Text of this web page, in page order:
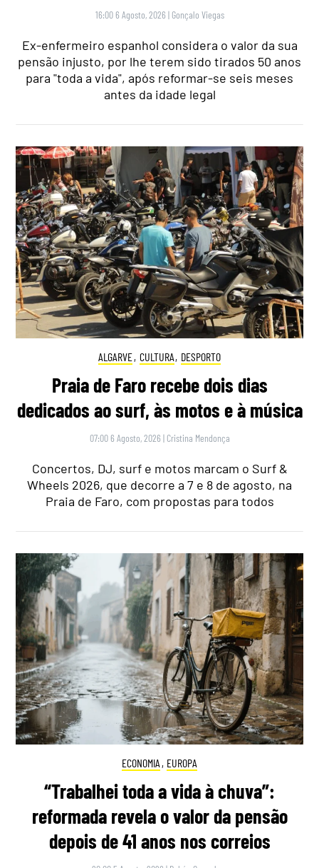
16:00 6 Agosto, 2026 | Gonçalo Viegas
Ex-enfermeiro espanhol considera o valor da sua
pensão injusto, por lhe terem sido tirados 50 anos
para "toda a vida", após reformar-se seis meses
antes da idade legal
ALGARVE, CULTURA, DESPORTO
Praia de Faro recebe dois dias
dedicados ao surf, às motos e à música
07:00 6 Agosto, 2026 | Cristina Mendonça
Concertos, DJ, surf e motos marcam o Surf &
Wheels 2026, que decorre a 7 e 8 de agosto, na
Praia de Faro, com propostas para todos
ECONOMIA , EUROPA
“Trabalhei toda a vida à chuva”:
reformada revela o valor da pensão
depois de 41 anos nos correios